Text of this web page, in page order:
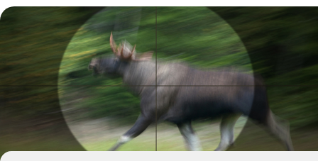
Sök kurser och evenemang
Om SV
Starta studiecirkel
Cirkelledare